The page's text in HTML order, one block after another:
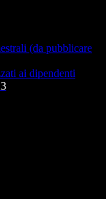
(da pubblicare
ai dipendenti